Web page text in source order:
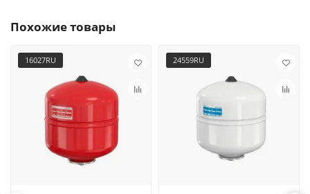
Похожие товары
16027RU 24559RU